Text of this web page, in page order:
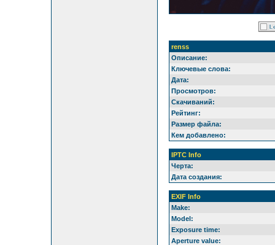
renss
Описание:
Ключевые слова:
Дата:
Просмотров:
Скачиваний:
Рейтинг:
Размер файла:
Кем добавлено:
IPTC Info
Черта:
Дата создания:
EXIF Info
Make:
Model:
Exposure time:
Aperture value: